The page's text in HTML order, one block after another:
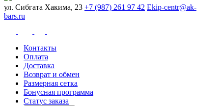
ул. Сибгата Хакима, 23 +7 (987) 261 97 42 Ekip-centr@ak-
bars.ru
Контакты
Оплата
Доставка
Возврат и обмен
Размерная сетка
Бонусная программа
Статус заказа